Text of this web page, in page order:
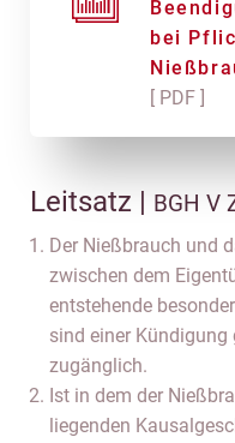
bei
[ PDF ]
Leitsatz | BGH V
Der Nießbrauch und
zwischen dem
entstehende
sind einer
zugänglich.
Ist in dem der
liegenden